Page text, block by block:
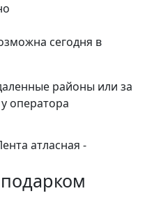
сегодня в
районы или за
оператора
атласная -